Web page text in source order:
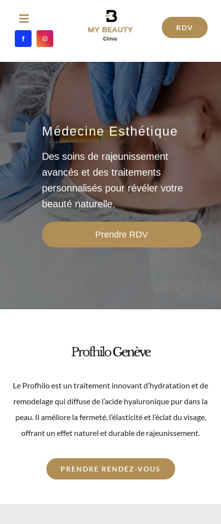
contenu
Toggle
Navigation
MÉDECINE ESTHÉTIQUE
TRAITEMENTS ESTHÉTIQUES
SOINS ESTHETIQUES
CHIRURGIE ESTHÉTIQUE
L’ÉQUIPE
RDV
Médecine Esthétique
Des soins de rajeunissement
avancés et des traitements
personnalisés pour révéler votre
beauté naturelle.
Prendre RDV
ProfhiloGenève
Le Profhilo est un traitement innovant d’hydratation et de
remodelage qui diffuse de l’acide hyaluronique pur dans la
peau. Il améliore la fermeté, l’élasticité et l’éclat du visage,
offrant un effet naturel et durable de rajeunissement.
PRENDRE RENDEZ-VOUS